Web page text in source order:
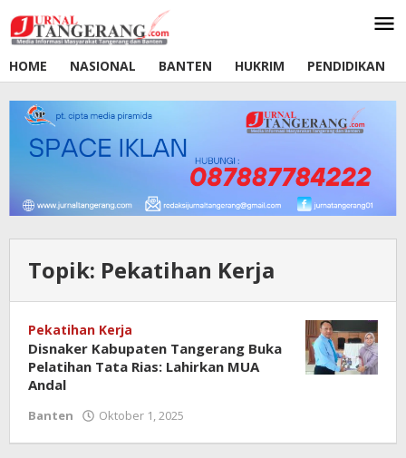
ke
konten
HOME
NASIONAL BANTEN HUKRIM PENDIDIKAN
Topik: Pekatihan Kerja
Pekatihan Kerja
Disnaker Kabupaten Tangerang Buka
Pelatihan Tata Rias: Lahirkan MUA
Andal
Banten Oktober 1, 2025